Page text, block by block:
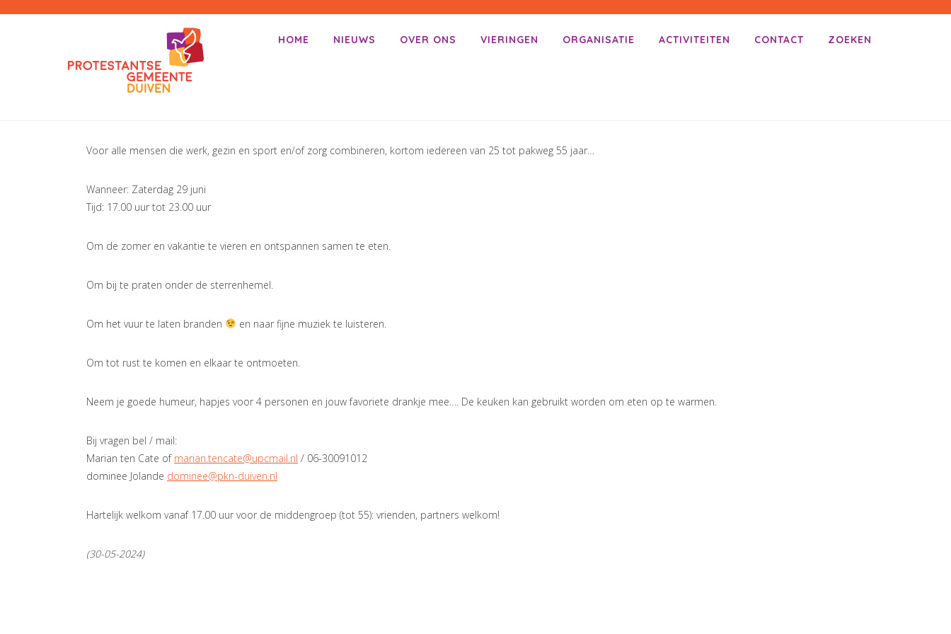
Primair menu
Spring naar inhoud
HOME NIEUWS OVER ONS VIERINGEN ORGANISATIE ACTIVITEITEN CONTACT ZOEKEN
Voor alle mensen die werk, gezin en sport en/of zorg combineren, kortom iedereen van 25 tot pakweg 55 jaar…
Wanneer: Zaterdag 29 juni
Tijd: 17.00 uur tot 23.00 uur
Om de zomer en vakantie te vieren en ontspannen samen te eten.
Om bij te praten onder de sterrenhemel.
Om het vuur te laten branden en naar fijne muziek te luisteren.
Om tot rust te komen en elkaar te ontmoeten.
Neem je goede humeur, hapjes voor 4 personen en jouw favoriete drankje mee…. De keuken kan gebruikt worden om eten op te warmen.
Bij vragen bel / mail:
Marian ten Cate of marian.tencate@upcmail.nl / 06-30091012
dominee Jolande dominee@pkn-duiven.nl
Hartelijk welkom vanaf 17.00 uur voor de middengroep (tot 55): vrienden, partners welkom!
(30-05-2024)